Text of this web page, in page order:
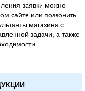
заявки можно
сайте или позвонить
магазина с
задачи, а также